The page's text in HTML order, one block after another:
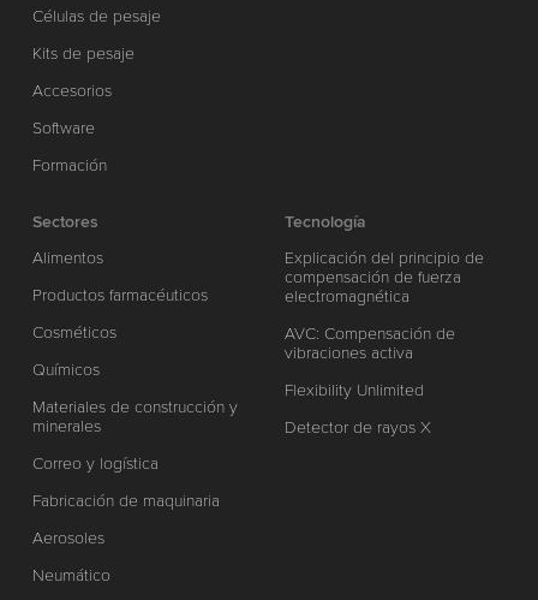
Células de pesaje
Kits de pesaje
Accesorios
Software
Formación
Sectores
Alimentos
Productos farmacéuticos
Cosméticos
Químicos
Materiales de construcción y
minerales
Correo y logística
Fabricación de maquinaria
Aerosoles
Neumático
Tecnología
Explicación del principio de
compensación de fuerza
electromagnética
AVC: Compensación de
vibraciones activa
Flexibility Unlimited
Detector de rayos X